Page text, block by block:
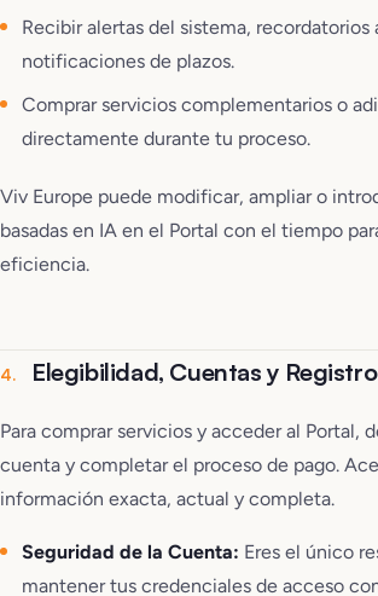
Recibir alertas del sistema,
notificaciones de plazos.
Comprar servicios complementarios o
directamente durante tu proceso.
Viv Europe puede modificar, ampliar o
basadas en IA en el Portal con el tiempo
eficiencia.
4. Elegibilidad, Cuentas y
Para comprar servicios y acceder al Portal,
cuenta y completar el proceso de pago.
información exacta, actual y completa.
Seguridad de la Cuenta: Eres el único
mantener tus credenciales de acceso